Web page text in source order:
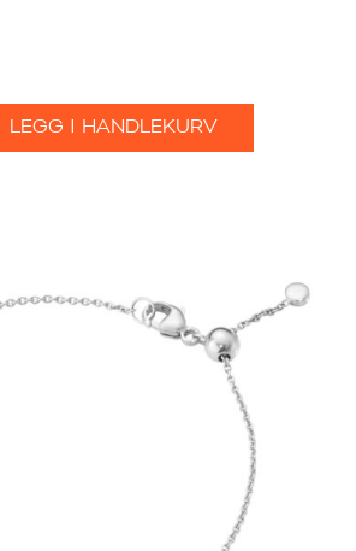
LEGG I HANDLEKURV